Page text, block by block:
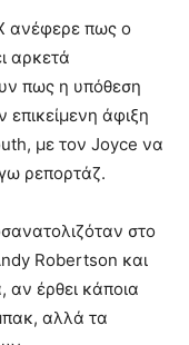
ανέφερε πως ο
αρκετά
πως η υπόθεση
άφιξη
με τον Joyce να
ρεπορτάζ.
στο
Robertson και
έρθει κάποια
αλλά τα